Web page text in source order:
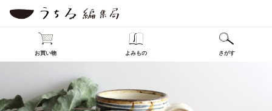
お買い物 よみもの さがす